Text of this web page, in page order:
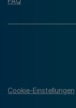
Cookie-Einstellungen